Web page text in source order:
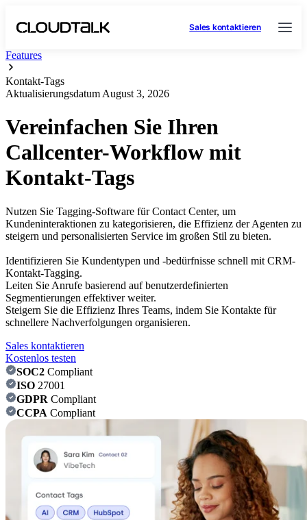
Sales kontaktieren
Features
Kontakt-Tags
Aktualisierungsdatum August 3, 2026
Vereinfachen Sie Ihren
Callcenter-Workflow mit
Kontakt-Tags
Nutzen Sie Tagging-Software für Contact Center, um
Kundeninteraktionen zu kategorisieren, die Effizienz der Agenten zu
steigern und personalisierten Service im großen Stil zu bieten.
Identifizieren Sie Kundentypen und -bedürfnisse schnell mit CRM-
Kontakt-Tagging.
Leiten Sie Anrufe basierend auf benutzerdefinierten
Segmentierungen effektiver weiter.
Steigern Sie die Effizienz Ihres Teams, indem Sie Kontakte für
schnellere Nachverfolgungen organisieren.
Sales kontaktieren
Kostenlos testen
SOC2 Compliant
ISO 27001
GDPR Compliant
CCPA Compliant